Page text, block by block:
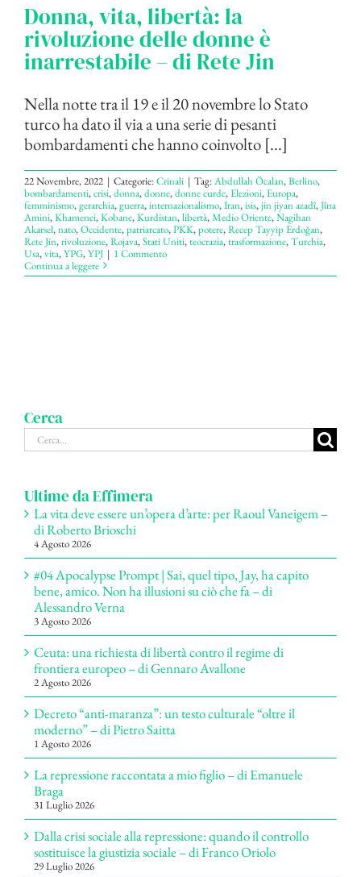
Donna, vita, libertà: la
rivoluzione delle donne è
inarrestabile – di Rete Jin
Nella notte tra il 19 e il 20 novembre lo Stato
turco ha dato il via a una serie di pesanti
bombardamenti che hanno coinvolto [...]
22 Novembre, 2022 | Categorie:Crinali | Tag:Abdullah Öcalan,Berlino,
bombardamenti,crisi,donna,donne,donne curde,Elezioni,Europa,
femminismo,gerarchia,guerra,internazionalismo,Iran,isis,jin jiyan azadî,Jîna
Amini,Khamenei,Kobane,Kurdistan,libertà,Medio Oriente,Nagihan
Akarsel,nato,Occidente,patriarcato,PKK,potere,Recep Tayyip Erdoğan,
Rete Jin,rivoluzione,Rojava,Stati Uniti,teocrazia,trasformazione,Turchia,
Usa,vita,YPG,YPJ | 1 Commento
Continua a leggere
Cerca
Cerca
per:
Ultime da Effimera
La vita deve essere un’opera d’arte: per Raoul Vaneigem –
di Roberto Brioschi
4 Agosto 2026
#04 Apocalypse Prompt | Sai, quel tipo, Jay, ha capito
bene, amico. Non ha illusioni su ciò che fa – di
Alessandro Verna
3 Agosto 2026
Ceuta: una richiesta di libertà contro il regime di
frontiera europeo – di Gennaro Avallone
2 Agosto 2026
Decreto “anti-maranza”: un testo culturale “oltre il
moderno” – di Pietro Saitta
1 Agosto 2026
La repressione raccontata a mio figlio – di Emanuele
Braga
31 Luglio 2026
Dalla crisi sociale alla repressione: quando il controllo
sostituisce la giustizia sociale – di Franco Oriolo
29 Luglio 2026